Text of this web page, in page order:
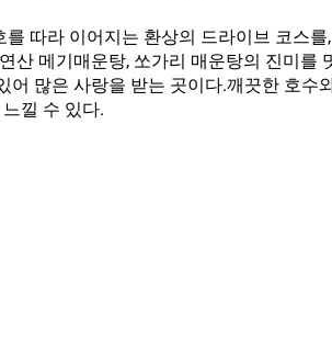
따라 이어지는 환상의 드라이브 코스
산 메기매운탕, 쏘가리 매운탕의 진미를
많은 사랑을 받는 곳이다.깨끗한 호
낄 수 있다.